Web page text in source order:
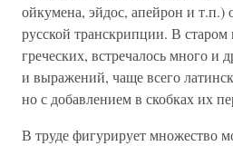
ойкумена, эйдос, апейрон и
русской транскрипции. В
греческих, встречалось много и
и выражений, чаще всего
но с добавлением в скобках их
В труде фигурирует множество